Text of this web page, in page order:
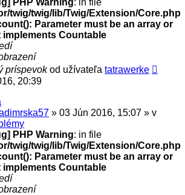
twig/twig/lib/Twig/Extension/Core.php
Parameter must be an array or
implements Countable
príspevokod užívateľa tatrawerke
20:39
» 03 Jún 2016, 15:07 » v
PHP Warning: in file
twig/twig/lib/Twig/Extension/Core.php
Parameter must be an array or
implements Countable